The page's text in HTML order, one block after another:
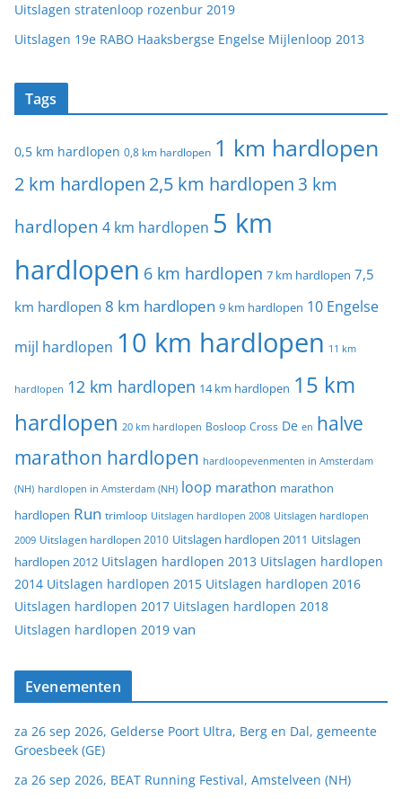
Uitslagen stratenloop rozenbur 2019
Uitslagen 19e RABO Haaksbergse Engelse Mijlenloop 2013
Tags
0,5 km hardlopen 0,8 km hardlopen 1 km hardlopen
2 km hardlopen 2,5 km hardlopen 3 km
hardlopen 4 km hardlopen 5 km
hardlopen 6 km hardlopen 7 km hardlopen 7,5
km hardlopen 8 km hardlopen 9 km hardlopen 10 Engelse
mijl hardlopen 10 km hardlopen 11 km
hardlopen 12 km hardlopen 14 km hardlopen 15 km
hardlopen 20 km hardlopen Bosloop Cross De en halve
marathon hardlopen hardloopevenmenten in Amsterdam
(NH) hardlopen in Amsterdam (NH) loop marathon marathon
hardlopen Run trimloop Uitslagen hardlopen 2008 Uitslagen hardlopen
2009 Uitslagen hardlopen 2010 Uitslagen hardlopen 2011 Uitslagen
hardlopen 2012 Uitslagen hardlopen 2013 Uitslagen hardlopen
2014 Uitslagen hardlopen 2015 Uitslagen hardlopen 2016
Uitslagen hardlopen 2017 Uitslagen hardlopen 2018
Uitslagen hardlopen 2019 van
Evenementen
za 26 sep 2026, Gelderse Poort Ultra, Berg en Dal, gemeente
Groesbeek (GE)
za 26 sep 2026, BEAT Running Festival, Amstelveen (NH)